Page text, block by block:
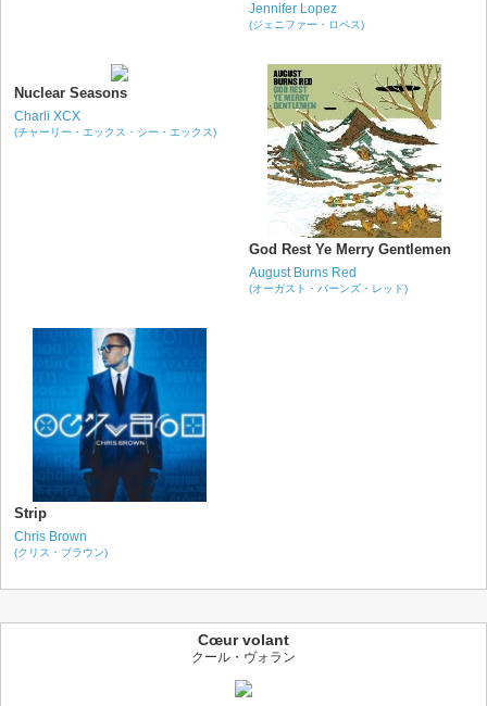
Jennifer Lopez
(ジェニファー・ロペス)
Nuclear Seasons
Charli XCX
(チャーリー・エックス・シー・エックス)
God Rest Ye Merry Gentlemen
August Burns Red
(オーガスト・バーンズ・レッド)
Strip
Chris Brown
(クリス・ブラウン)
Cœur volant
クール・ヴォラン